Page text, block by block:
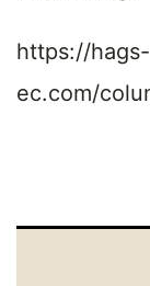
https://hags-
ec.com/